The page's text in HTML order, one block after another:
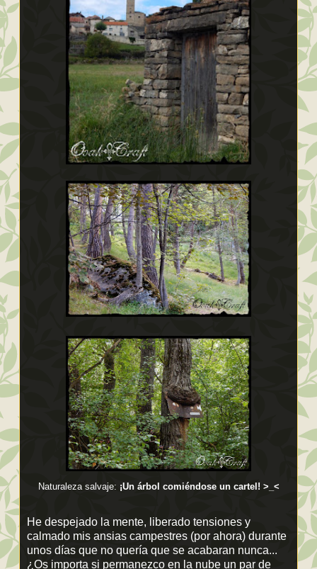
Naturaleza salvaje: ¡Un árbol comiéndose un cartel! >_<
He despejado la mente, liberado tensiones y
calmado mis ansias campestres (por ahora) durante
unos días que no quería que se acabaran nunca...
¿Os importa si permanezco en la nube un par de